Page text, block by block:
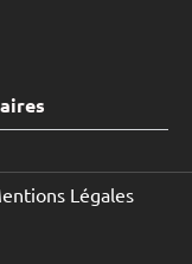
Légales